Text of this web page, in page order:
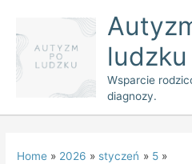
content
ludzku
Wsparcie
diagnozy.
Home 2026 styczeń
5